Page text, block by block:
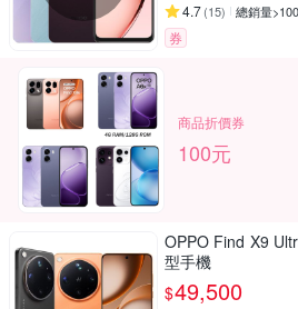
4.7(15) 總銷量>100
券
商品折價券
100元
OPPO Find X9
型手機
$49,500